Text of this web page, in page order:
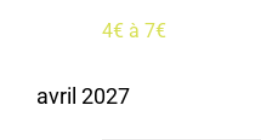
4€ à 7€
avril 2027